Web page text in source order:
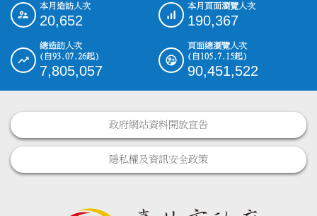
::: 本月造訪人次
20,652
本月頁面瀏覽人次
190,367
總造訪人次
(自93.07.26起)
7,805,057
頁面總瀏覽人次
(自105.7.15起)
90,451,522
政府網站資料開放宣告
隱私權及資訊安全政策